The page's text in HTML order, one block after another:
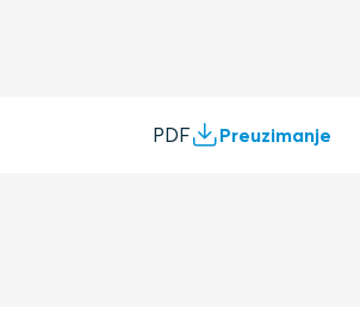
PDF Preuzimanje